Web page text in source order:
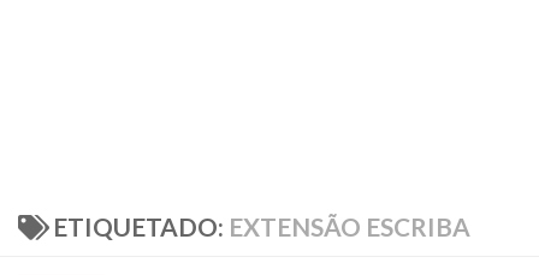
ETIQUETADO: EXTENSÃO ESCRIBA